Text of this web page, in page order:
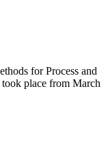
for Process and
place from March